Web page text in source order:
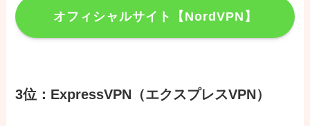
オフィシャルサイト【NordVPN】
3位：ExpressVPN（エクスプレスVPN）